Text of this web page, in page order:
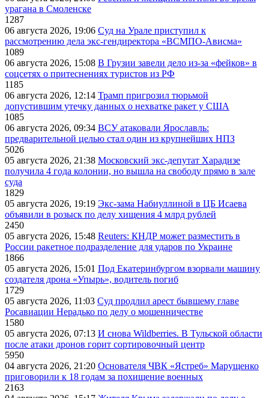
урагана в Смоленске
1287
06 августа 2026, 19:06 Суд на Урале приступил к
рассмотрению дела экс-гендиректора «ВСМПО-Ависма»
1089
06 августа 2026, 15:08 В Грузии завели дело из-за «фейков» в
соцсетях о притеснениях туристов из РФ
1185
06 августа 2026, 12:14 Трамп пригрозил тюрьмой
допустившим утечку данных о нехватке ракет у США
1085
06 августа 2026, 09:34 ВСУ атаковали Ярославль:
предварительной целью стал один из крупнейших НПЗ
5026
05 августа 2026, 21:38 Московский экс-депутат Харадизе
получила 4 года колонии, но вышла на свободу прямо в зале
суда
1829
05 августа 2026, 19:19 Экс-зама Набиуллиной в ЦБ Исаева
объявили в розыск по делу хищения 4 млрд рублей
2450
05 августа 2026, 15:48 Reuters: КНДР может разместить в
России ракетное подразделение для ударов по Украине
1866
05 августа 2026, 15:01 Под Екатеринбургом взорвали машину
создателя дрона «Упырь», водитель погиб
1729
05 августа 2026, 11:03 Суд продлил арест бывшему главе
Росавиации Нерадько по делу о мошенничестве
1580
05 августа 2026, 07:13 И снова Wildberries. В Тульской области
после атаки дронов горит сортировочный центр
5950
04 августа 2026, 21:20 Основателя ЧВК «Ястреб» Марущенко
приговорили к 18 годам за похищение военных
2163